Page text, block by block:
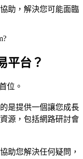
助，解決您可能面臨
平台？
位。
是提供一個讓您成長
源，包括網路研討會
助您解決任何疑問，